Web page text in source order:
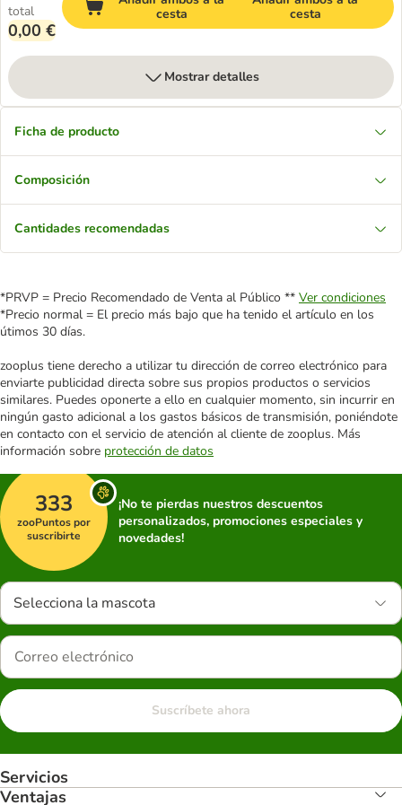
total
0,00 €
cesta
cesta
Mostrar detalles
Ficha de producto
Composición
Cantidades recomendadas
*PRVP = Precio Recomendado de Venta al Público ** Ver condiciones
*Precio normal = El precio más bajo que ha tenido el artículo en los
útimos 30 días.
zooplus tiene derecho a utilizar tu dirección de correo electrónico para
enviarte publicidad directa sobre sus propios productos o servicios
similares. Puedes oponerte a ello en cualquier momento, sin incurrir en
ningún gasto adicional a los gastos básicos de transmisión, poniéndote
en contacto con el servicio de atención al cliente de zooplus. Más
información sobre protección de datos
333
zooPuntos por
suscribirte
¡No te pierdas nuestros descuentos
personalizados, promociones especiales y
novedades!
Selecciona la mascota
Suscríbete ahora
Servicios
Ventajas